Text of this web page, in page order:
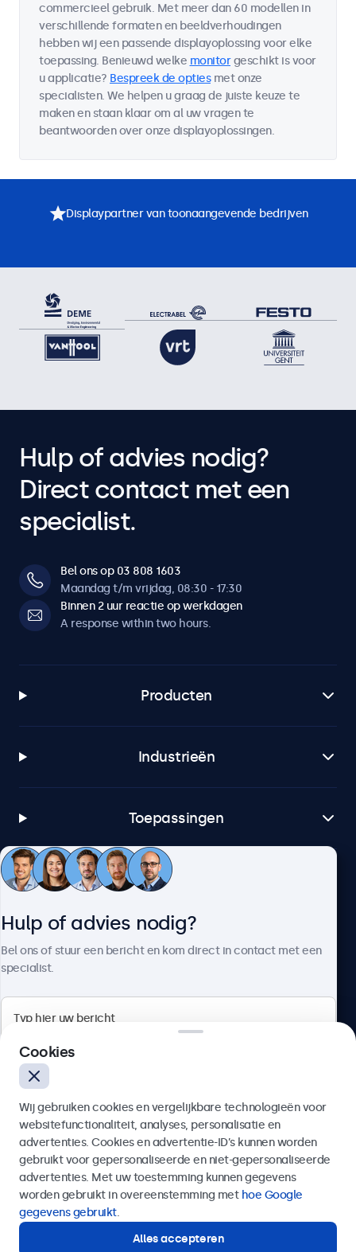
commercieel gebruik. Met meer dan 60 modellen in
verschillende formaten en beeldverhoudingen
hebben wij een passende displayoplossing voor elke
toepassing. Benieuwd welke monitorgeschikt is voor
u applicatie? Bespreek de optiesmet onze
specialisten. We helpen u graag de juiste keuze te
maken en staan klaar om al uw vragen te
beantwoorden over onze displayoplossingen.
Displaypartner van toonaangevende bedrijven
Hulp of advies nodig?
Direct contact met een
specialist.
Bel ons op 03 808 1603
Maandag t/m vrijdag, 08:30 - 17:30
Binnen 2 uur reactie op werkdagen
A response within two hours.
Producten
Industrieën
Toepassingen
Klantenservice
4.8/5 door 5000+ bedrijven
Nederlands
Hulp of advies nodig?
Bel ons of stuur een bericht en kom direct in contact met een
specialist.
Verzenden
Of bel ons op
Hulp of advies nodig?
Cookies
Wij gebruiken cookies en vergelijkbare technologieën voor
websitefunctionaliteit, analyses, personalisatie en
advertenties. Cookies en advertentie-ID’s kunnen worden
gebruikt voor gepersonaliseerde en niet-gepersonaliseerde
advertenties. Met uw toestemming kunnen gegevens
worden gebruikt in overeenstemming met hoe Google
gegevens gebruikt.
Alles accepteren